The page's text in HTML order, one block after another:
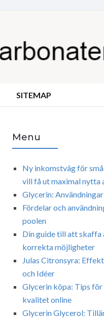
SITEMAP
Menu
Ny inkomstväg för
vill få ut maximal nytta
Glycerin:
Fördelar och
poolen
Din guide till att skaffa
korrekta möjligheter
Julas Citronsyra:
och Idéer
Glycerin köpa: Tips
kvalitet online
Glycerin Glycerol: